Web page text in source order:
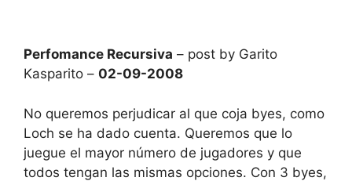
Perfomance Recursiva – post by Garito
Kasparito – 02-09-2008
No queremos perjudicar al que coja byes, como
Loch se ha dado cuenta. Queremos que lo
juegue el mayor número de jugadores y que
todos tengan las mismas opciones. Con 3 byes,